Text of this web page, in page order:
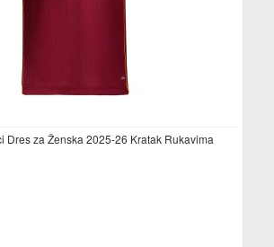
Dres za Ženska 2025-26 Kratak Rukavima